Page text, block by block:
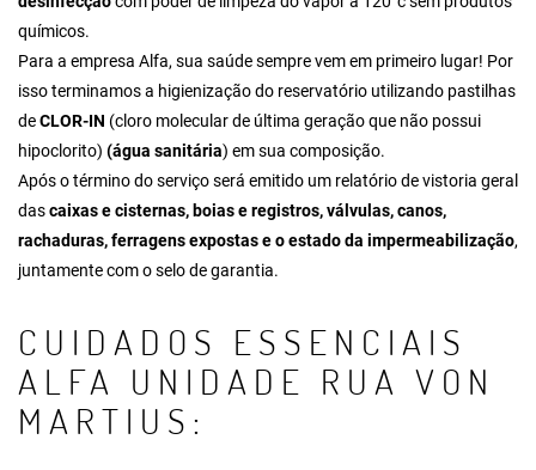
químicos.
Para a empresa Alfa, sua saúde sempre vem em primeiro lugar! Por
isso terminamos a higienização do reservatório utilizando pastilhas
deCLOR-IN (cloro molecular de última geração que não possui
hipoclorito) (água sanitária) em sua composição.
Após o término do serviço será emitido um relatório de vistoria geral
dascaixas e cisternas, boias e registros, válvulas, canos,
rachaduras, ferragens expostas e o estado da impermeabilização,
juntamente com o selo de garantia.
CUIDADOS ESSENCIAIS
ALFA UNIDADE RUA VON
MARTIUS: